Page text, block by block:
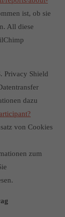
ist, ob sie
All diese
Privacy Shield
dazu
von Cookies
zum